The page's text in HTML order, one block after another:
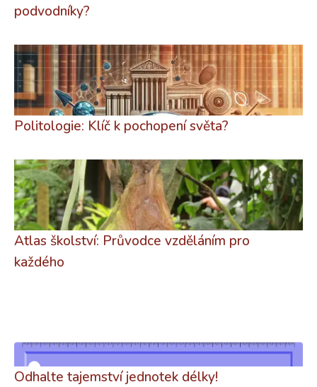
podvodníky?
Politologie: Klíč k pochopení světa?
Atlas školství: Průvodce vzděláním pro
každého
Odhalte tajemství jednotek délky!